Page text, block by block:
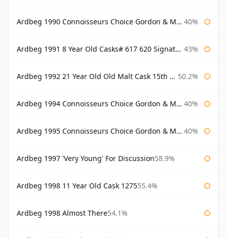
Ardbeg 1990 Connoisseurs Choice Gordon & Macphail 40%
Ardbeg 1991 8 Year Old Casks# 617 620 Signatory 43%
Ardbeg 1992 21 Year Old Old Malt Cask 15th Anniversary Hunter Laing 50.2%
Ardbeg 1994 Connoisseurs Choice Gordon & Macphail 40%
Ardbeg 1995 Connoisseurs Choice Gordon & Macphail 40%
Ardbeg 1997 'Very Young' For Discussion58.9%
Ardbeg 1998 11 Year Old Cask 127555.4%
Ardbeg 1998 Almost There54.1%